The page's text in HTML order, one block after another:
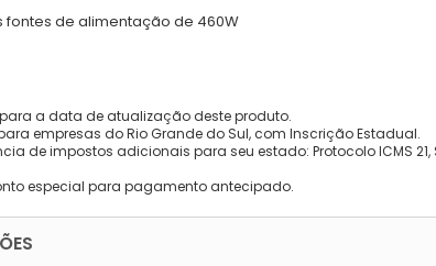
fontes de alimentação de 460W
a data de atualização deste produto.
empresas do Rio Grande do Sul, com Inscrição Estadual.
de impostos adicionais para seu estado: Protocolo ICMS
especial para pagamento antecipado.